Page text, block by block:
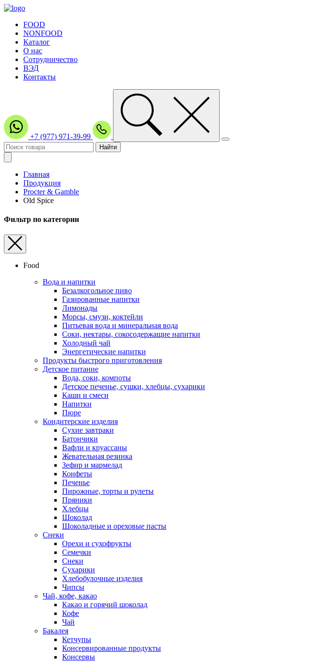
FOOD
NONFOOD
Каталог
О нас
Сотрудничество
ВЭД
Контакты
+7 (977) 971-39-99
Главная
Продукция
Procter & Gamble
Old Spice
Фильтр по категории
Food
Вода и напитки
Безалкогольное пиво
Газированные напитки
Лимонады
Морсы, смузи, коктейли
Питьевая вода и минеральная вода
Соки, нектары, cокосодержащие напитки
Холодный чай
Энергетические напитки
Продукты быстрого приготовления
Детское питание
Вода, соки, компоты
Детское печенье, сушки, хлебцы, сухарики
Каши и смеси
Напитки
Пюре
Кондитерские изделия
Cухие завтраки
Батончики
Вафли и круассаны
Жевательная резинка
Зефир и мармелад
Конфеты
Печенье
Пирожные, торты и рулеты
Пряники
Хлебцы
Шоколад
Шоколадные и ореховые пасты
Снеки
Орехи и сухофрукты
Семечки
Снеки
Сухарики
Хлебобулочные изделия
Чипсы
Чай, кофе, какао
Какао и горячий шоколад
Кофе
Чай
Бакалея
Кетчупы
Консервированные продукты
Консервы